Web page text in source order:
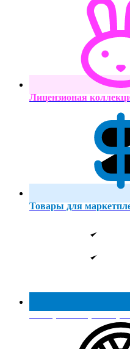
Лицензионая
Товары для
Реестр